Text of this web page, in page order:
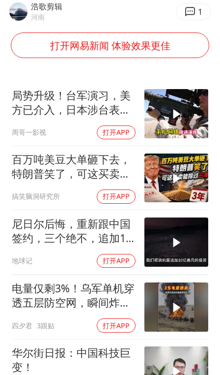
泰国初中生饮弹自尽前开了26枪
万岁山接盘烂尾恒大文旅城
张本智和：零封向鹏不意外
习近平心系体育强国建设
浩歌剪辑
河南 1
打开网易新闻 体验效果更佳
局势升级！台军演习，美
方已介入，日本涉台表述
突变，大陆已收到通知
周哥一影视 打开APP
百万吨美豆大单砸下去，
特朗普笑了，可这买卖能
搞笑脑洞研究所 打开APP
尼日尔后悔，重新跟中国
签约，三个绝不，追加10
地球记 打开APP
电量仅剩3%！乌军单机穿
透五层防空网，瞬间炸飞
四夕君 3跟贴 打开APP
华尔街日报：中国科技巨
变！